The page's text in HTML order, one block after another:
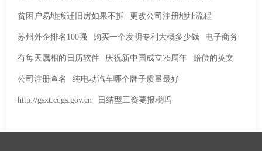
贫困户易地搬迁旧房如果不拆 更改公司注册地址流程
苏州外企排名100强 购买一个发明专利大概多少钱 电子商务
有每天属相的日历软件 庆祝新中国成立75周年 赔偿的英文
公司注册查名 纯电动汽车哪个牌子质量最好
http://gsxt.cqgs.gov.cn 日结型工资要报税吗